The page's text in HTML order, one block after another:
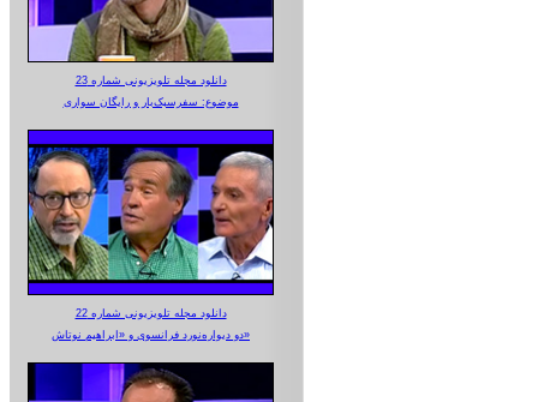
دانلود مجله تلویزیونی شماره 23
موضوع: سفرسبک‌بار و رایگان سواری
دانلود مجله تلویزیونی شماره 22
دو دیواره‌نورد فرانسوی و «ابراهیم نوتاش»